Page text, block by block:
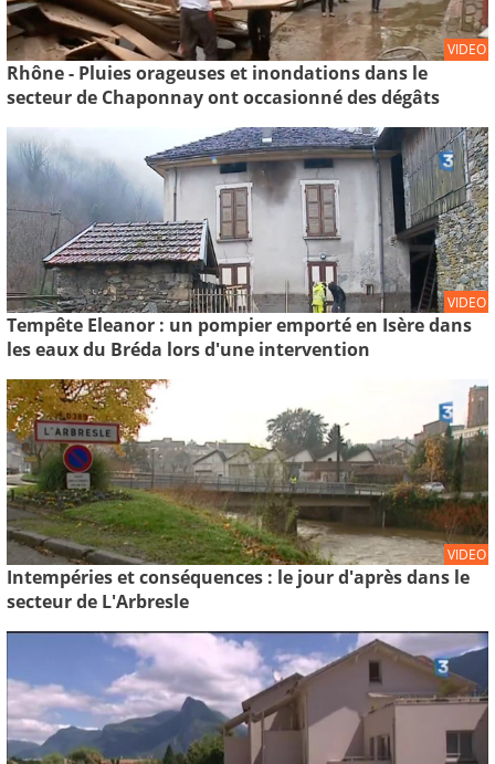
VIDEO
Rhône - Pluies orageuses et inondations dans le
secteur de Chaponnay ont occasionné des dégâts
VIDEO
Tempête Eleanor : un pompier emporté en Isère dans
les eaux du Bréda lors d'une intervention
VIDEO
Intempéries et conséquences : le jour d'après dans le
secteur de L'Arbresle